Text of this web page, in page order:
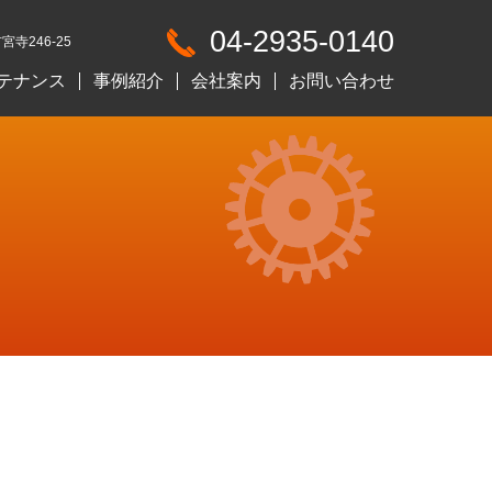
寺246-25 04-2935-0140
ナンス 事例紹介 会社案内 お問い合わせ